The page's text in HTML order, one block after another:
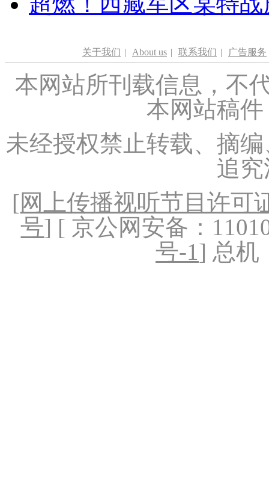
关于我们 | About us | 联系我们 | 广告服务
本网站所刊载信息，不
本网站稿
未经授权禁止转载、摘
追
[网上传播视听节目许可
号] [ 京公网安备：
号-1] 总机